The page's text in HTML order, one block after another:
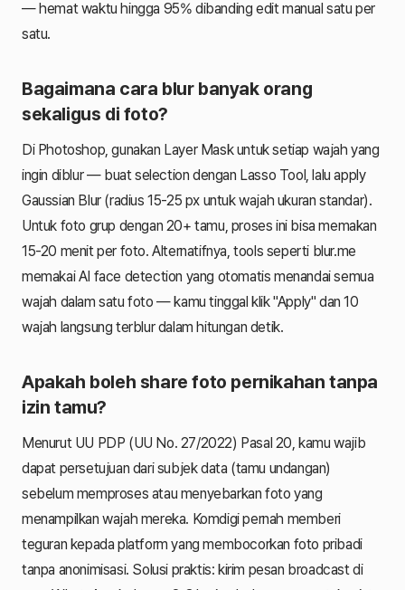
— hemat waktu hingga 95% dibanding edit manual satu per
satu.
Bagaimana cara blur banyak orang
sekaligus di foto?
Di Photoshop, gunakan Layer Mask untuk setiap wajah yang
ingin diblur — buat selection dengan Lasso Tool, lalu apply
Gaussian Blur (radius 15-25 px untuk wajah ukuran standar).
Untuk foto grup dengan 20+ tamu, proses ini bisa memakan
15-20 menit per foto. Alternatifnya, tools seperti blur.me
memakai AI face detection yang otomatis menandai semua
wajah dalam satu foto — kamu tinggal klik "Apply" dan 10
wajah langsung terblur dalam hitungan detik.
Apakah boleh share foto pernikahan tanpa
izin tamu?
Menurut UU PDP (UU No. 27/2022) Pasal 20, kamu wajib
dapat persetujuan dari subjek data (tamu undangan)
sebelum memproses atau menyebarkan foto yang
menampilkan wajah mereka. Komdigi pernah memberi
teguran kepada platform yang membocorkan foto pribadi
tanpa anonimisasi. Solusi praktis: kirim pesan broadcast di